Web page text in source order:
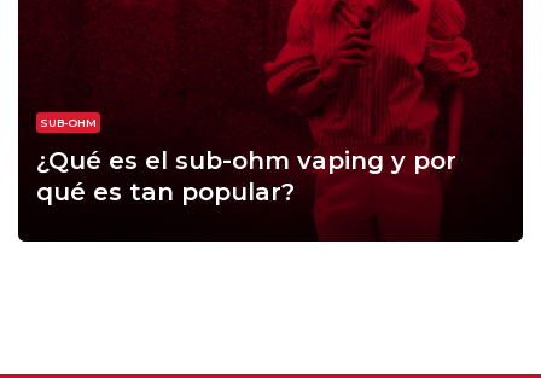
SUB-OHM
¿Qué es el sub-ohm vaping y por
qué es tan popular?